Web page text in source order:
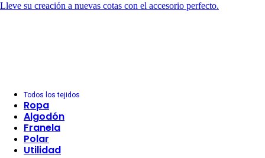
Lleve su creación a nuevas cotas con el accesorio perfecto.
Todos los tejidos
Ropa
Algodón
Franela
Polar
Utilidad